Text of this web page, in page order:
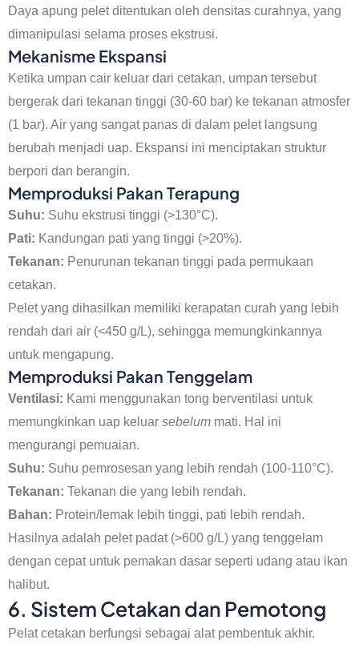
Daya apung pelet ditentukan oleh densitas curahnya, yang
dimanipulasi selama proses ekstrusi.
Mekanisme Ekspansi
Ketika umpan cair keluar dari cetakan, umpan tersebut
bergerak dari tekanan tinggi (30-60 bar) ke tekanan atmosfer
(1 bar). Air yang sangat panas di dalam pelet langsung
berubah menjadi uap. Ekspansi ini menciptakan struktur
berpori dan berangin.
Memproduksi Pakan Terapung
Suhu: Suhu ekstrusi tinggi (>130°C).
Pati: Kandungan pati yang tinggi (>20%).
Tekanan: Penurunan tekanan tinggi pada permukaan
cetakan.
Pelet yang dihasilkan memiliki kerapatan curah yang lebih
rendah dari air (<450 g/L), sehingga memungkinkannya
untuk mengapung.
Memproduksi Pakan Tenggelam
Ventilasi: Kami menggunakan tong berventilasi untuk
memungkinkan uap keluar sebelum mati. Hal ini
mengurangi pemuaian.
Suhu: Suhu pemrosesan yang lebih rendah (100-110°C).
Tekanan: Tekanan die yang lebih rendah.
Bahan: Protein/lemak lebih tinggi, pati lebih rendah.
Hasilnya adalah pelet padat (>600 g/L) yang tenggelam
dengan cepat untuk pemakan dasar seperti udang atau ikan
halibut.
6. Sistem Cetakan dan Pemotong
Pelat cetakan berfungsi sebagai alat pembentuk akhir.